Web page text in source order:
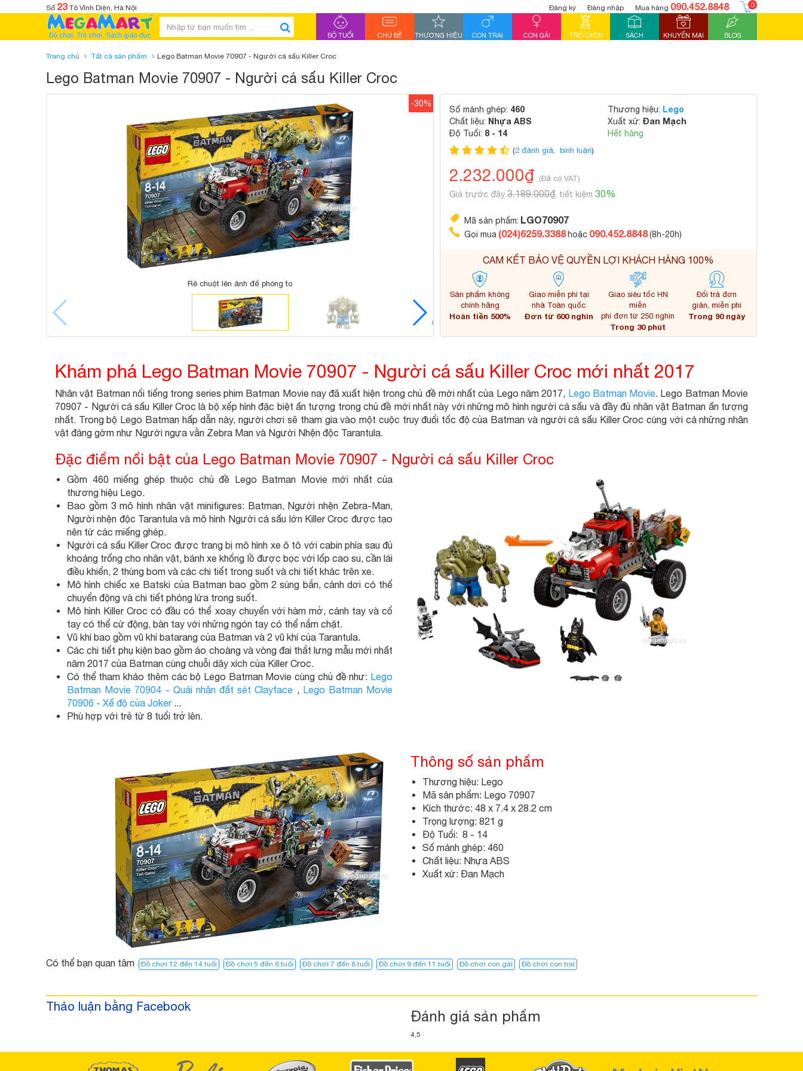
Số 23 Tô Vĩnh Diện, Hà Nội Đăng ký Đăng nhập Mua hàng 090.452.8848 0
ĐỘ TUỔI CHỦ ĐỀ THƯƠNG HIỆU CON TRAI CON GÁI TRÒ CHƠI SÁCH KHUYẾN MẠI BLOG
Trang chủ Tất cả sản phẩm Lego Batman Movie 70907 - Người cá sấu Killer Croc
Lego Batman Movie 70907 - Người cá sấu Killer Croc
-30%
Rê chuột lên ảnh để phóng to
Số mảnh ghép: 460
Chất liệu: Nhựa ABS
Độ Tuổi: 8 - 14
Thương hiệu: Lego
Xuất xứ: Đan Mạch
Hết hàng
(2 đánh giá, bình luận)
2.232.000₫ (Đã có VAT)
Giá trước đây 3.189.000₫ , tiết kiệm 30%
CAM KẾT BẢO VỆ QUYỀN LỢI KHÁCH HÀNG 100%
Sản phẩm không
chính hãng
Hoàn tiền 500%
Giao miễn phí tại
nhà Toàn quốc
Đơn từ 600 nghìn
Giao siêu tốc HN
miễn
phí đơn từ 250 nghìn
Trong 30 phút
Đổi trả đơn
giản, miễn phí
Trong 90 ngày
Mã sản phẩm: LGO70907
Gọi mua (024)6259.3388 hoặc 090.452.8848(8h-20h)
Khám phá Lego Batman Movie 70907 - Người cá sấu Killer Croc mới nhất 2017
Nhân vật Batman nổi tiếng trong series phim Batman Movie nay đã xuất hiện trong chủ đề mới nhất của Lego năm 2017, Lego Batman Movie. Lego Batman Movie
70907 - Người cá sấu Killer Croc là bộ xếp hình đặc biệt ấn tượng trong chủ đề mới nhất này với những mô hình người cá sấu và đầy đủ nhân vật Batman ấn tượng
nhất. Trong bộ Lego Batman hấp dẫn này, người chơi sẽ tham gia vào một cuộc truy đuổi tốc độ của Batman và người cá sấu Killer Croc cùng với cả những nhân
vật đáng gờm như Người ngựa vằn Zebra Man và Người Nhện độc Tarantula.
Đặc điểm nổi bật của Lego Batman Movie 70907 - Người cá sấu Killer Croc
Gồm 460 miếng ghép thuộc chủ đề Lego Batman Movie mới nhất của
thương hiệu Lego.
Bao gồm 3 mô hình nhân vật minifigures: Batman, Người nhện Zebra-Man,
Người nhện độc Tarantula và mô hình Người cá sấu lớn Killer Croc được tạo
nên từ các miếng ghép.
Người cá sấu Killer Croc được trang bị mô hình xe ô tô với cabin phía sau đủ
khoảng trống cho nhân vật, bánh xe khổng lồ được bọc với lốp cao su, cần lái
điều khiển, 2 thùng bom và các chi tiết trong suốt và chi tiết khác trên xe.
Mô hình chiếc xe Batski của Batman bao gồm 2 súng bắn, cánh dơi có thể
chuyển động và chi tiết phóng lửa trong suốt.
Mô hình Killer Croc có đầu có thể xoay chuyển với hàm mở, cánh tay và cổ
tay có thể cử động, bàn tay với những ngón tay có thể nắm chặt.
Vũ khí bao gồm vũ khí batarang của Batman và 2 vũ khí của Tarantula.
Các chi tiết phụ kiện bao gồm áo choàng và vòng đai thắt lưng mẫu mới nhất
năm 2017 của Batman cùng chuỗi dây xích của Killer Croc.
Có thể tham khảo thêm các bộ Lego Batman Movie cùng chủ đề như: Lego
Batman Movie 70904 - Quái nhân đất sét Clayface , Lego Batman Movie
70906 - Xế độ của Joker...
Phù hợp với trẻ từ 8 tuổi trở lên.
Thông số sản phẩm
Thương hiệu: Lego
Mã sản phẩm: Lego 70907
Kích thước: 48 x 7.4 x 28.2 cm
Trọng lượng: 821 g
Độ Tuổi: 8 - 14
Số mảnh ghép: 460
Chất liệu: Nhựa ABS
Xuất xứ: Đan Mạch
Có thể bạn quan tâm Đồ chơi 12 đến 14 tuổi Đồ chơi 5 đến 6 tuổi Đồ chơi 7 đến 8 tuổi Đồ chơi 9 đến 11 tuổi Đồ chơi con gái Đồ chơi con trai
Thảo luận bằng Facebook
Đánh giá sản phẩm
4,5